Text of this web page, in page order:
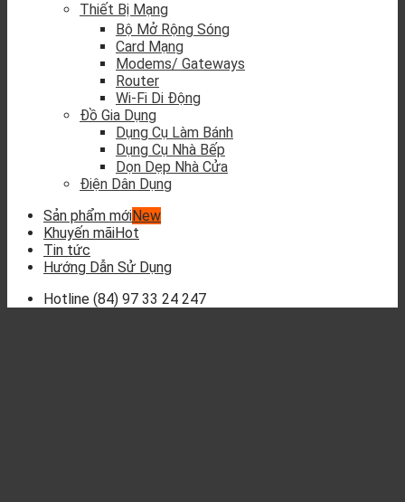
Thiết Bị Mạng
Bộ Mở Rộng Sóng
Card Mạng
Modems/ Gateways
Router
Wi-Fi Di Động
Đồ Gia Dụng
Dụng Cụ Làm Bánh
Dụng Cụ Nhà Bếp
Dọn Dẹp Nhà Cửa
Điện Dân Dụng
Sản phẩm mới
Khuyến mãi
Tin tức
Hướng Dẫn Sử Dụng
Hotline (84) 97 33 24 247